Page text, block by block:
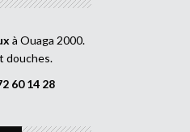
à Ouaga 2000.
douches.
60 14 28